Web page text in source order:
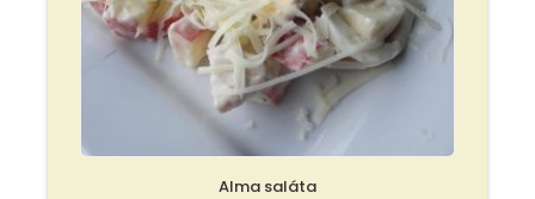
Alma saláta